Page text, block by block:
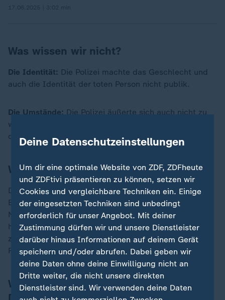
Was wissen wir nicht?
Die Identität: Die Polizei machte das Geschlecht und
auch die Identität der toten Person nicht publik.
Die Umstände: Die Polizei äußerte sich auch nicht zu
weiteren Umständen wie möglichen Todesursachen
oder anderen Details.
Wie geht es jetzt weiter?
Die Polizei teilte mit, dass sie bei "neuer
Erkenntnislage" umgehend informieren werde. Als
Nächstes steht die Identifizierung der Leiche an. "Wir
hoffen, dass wir morgen ein entsprechendes Ereginis
zu verzeichnen haben", sagte Polizeisprecher Jürgen
Fachinger am Nachmittag.
Was wissen wir über den mutmaßlichen
Deine Datenschutzeinstellungen
Um dir eine optimale Website von ZDF, ZDFheute
und ZDFtivi präsentieren zu können, setzen wir
Cookies und vergleichbare Techniken ein. Einige
der eingesetzten Techniken sind unbedingt
erforderlich für unser Angebot. Mit deiner
Zustimmung dürfen wir und unsere Dienstleister
darüber hinaus Informationen auf deinem Gerät
speichern und/oder abrufen. Dabei geben wir
deine Daten ohne deine Einwilligung nicht an
Dritte weiter, die nicht unsere direkten
Dienstleister sind. Wir verwenden deine Daten